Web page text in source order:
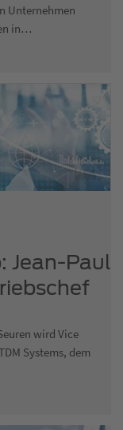
Unternehmen
in…
Jean-Paul
wird Vice
Systems, dem